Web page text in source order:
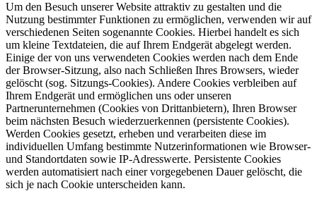
Vorstand
Um den Besuch unserer Website attraktiv zu gestalten und die
Nutzung bestimmter Funktionen zu ermöglichen, verwenden wir auf
verschiedenen Seiten sogenannte Cookies. Hierbei handelt es sich
um kleine Textdateien, die auf Ihrem Endgerät abgelegt werden.
Einige der von uns verwendeten Cookies werden nach dem Ende
der Browser-Sitzung, also nach Schließen Ihres Browsers, wieder
gelöscht (sog. Sitzungs-Cookies). Andere Cookies verbleiben auf
Ihrem Endgerät und ermöglichen uns oder unseren
Partnerunternehmen (Cookies von Drittanbietern), Ihren Browser
beim nächsten Besuch wiederzuerkennen (persistente Cookies).
Werden Cookies gesetzt, erheben und verarbeiten diese im
individuellen Umfang bestimmte Nutzerinformationen wie Browser-
und Standortdaten sowie IP-Adresswerte. Persistente Cookies
werden automatisiert nach einer vorgegebenen Dauer gelöscht, die
sich je nach Cookie unterscheiden kann.